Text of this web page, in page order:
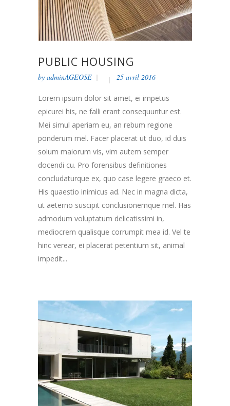
PUBLIC HOUSING
by adminAGEOSE 25 avril 2016
Lorem ipsum dolor sit amet, ei impetus
epicurei his, ne falli erant consequuntur est.
Mei simul aperiam eu, an rebum regione
ponderum mel. Facer placerat ut duo, id duis
solum maiorum vis, vim autem semper
docendi cu. Pro forensibus definitiones
concludaturque ex, quo case legere graeco et.
His quaestio inimicus ad. Nec in magna dicta,
ut aeterno suscipit conclusionemque mel. Has
admodum voluptatum delicatissimi in,
mediocrem qualisque corrumpit mea id. Vel te
hinc verear, ei placerat petentium sit, animal
impedit...